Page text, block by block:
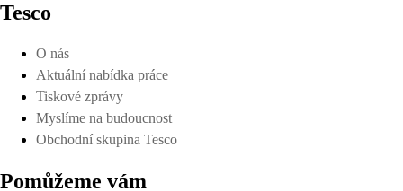
Tesco
O nás
Aktuální nabídka práce
Tiskové zprávy
Myslíme na budoucnost
Obchodní skupina Tesco
Pomůžeme vám